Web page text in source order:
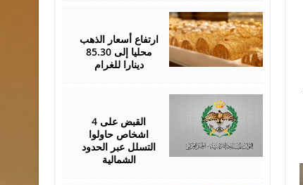
ارتفاع أسعار الذهب
محليا إلى 85.30
دينارا للغرام
القبض على 4
اشخاص حاولوا
التسلل عبر الحدود
الشمالية